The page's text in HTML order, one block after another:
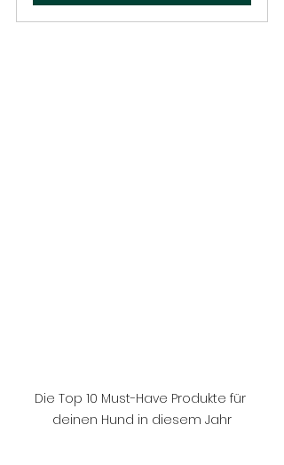
Die Top 10 Must-Have Produkte für
deinen Hund in diesem Jahr